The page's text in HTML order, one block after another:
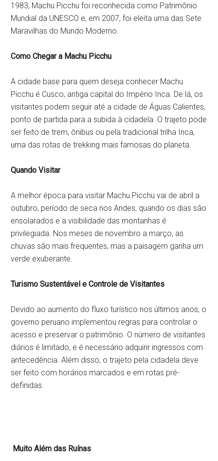
1983, Machu Picchu foi reconhecida como Patrimônio
Mundial da UNESCO e, em 2007, foi eleita uma das Sete
Maravilhas do Mundo Moderno.
Como Chegar a Machu Picchu
A cidade base para quem deseja conhecer Machu
Picchu é Cusco, antiga capital do Império Inca. De lá, os
visitantes podem seguir até a cidade de Águas Calientes,
ponto de partida para a subida à cidadela. O trajeto pode
ser feito de trem, ônibus ou pela tradicional trilha Inca,
uma das rotas de trekking mais famosas do planeta.
Quando Visitar
A melhor época para visitar Machu Picchu vai de abril a
outubro, período de seca nos Andes, quando os dias são
ensolarados e a visibilidade das montanhas é
privilegiada. Nos meses de novembro a março, as
chuvas são mais frequentes, mas a paisagem ganha um
verde exuberante.
Turismo Sustentável e Controle de Visitantes
Devido ao aumento do fluxo turístico nos últimos anos, o
governo peruano implementou regras para controlar o
acesso e preservar o patrimônio. O número de visitantes
diários é limitado, e é necessário adquirir ingressos com
antecedência. Além disso, o trajeto pela cidadela deve
ser feito com horários marcados e em rotas pré-
definidas.
Muito Além das Ruínas